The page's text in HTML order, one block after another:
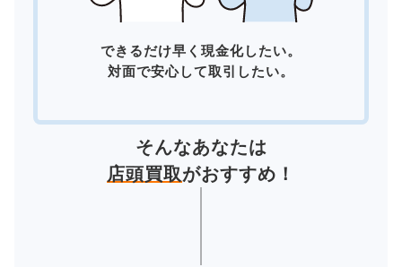
できるだけ早く現金化したい。
対面で安心して取引したい。
そんなあなたは
店頭買取がおすすめ！